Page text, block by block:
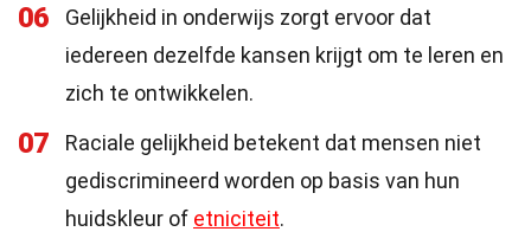
06
Gelijkheid in onderwijs zorgt ervoor dat
iedereen dezelfde kansen krijgt om te leren en
zich te ontwikkelen.
07
Raciale gelijkheid betekent dat mensen niet
gediscrimineerd worden op basis van hun
huidskleur of etniciteit.